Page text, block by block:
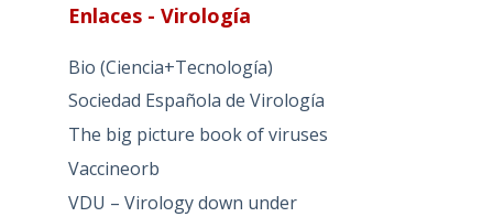
Enlaces - Virología
Bio (Ciencia+Tecnología)
Sociedad Española de Virología
The big picture book of viruses
Vaccineorb
VDU – Virology down under